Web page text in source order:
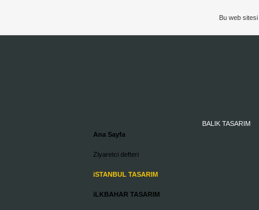
Ana Sayfa
Ziyaretci defteri
iSTANBUL TASARIM
iLKBAHAR TASARIM
BALIK TASARIM
Bu web sitesi